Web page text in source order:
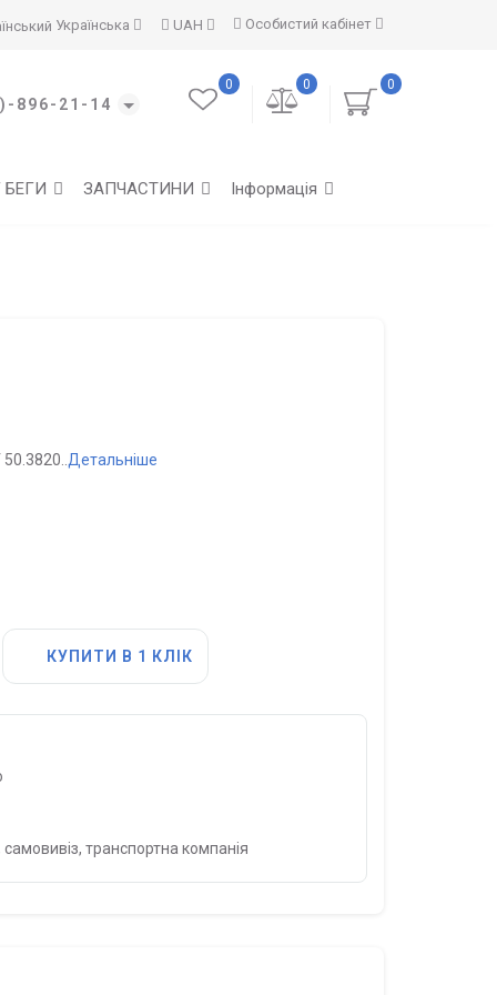
Особистий кабінет
UAH
Українська
896-21-14
0
0
0
БЕГИ ЗАПЧАСТИНИ Інформація
Детальніше
КУПИТИ В 1 КЛІК
транспортна компанія